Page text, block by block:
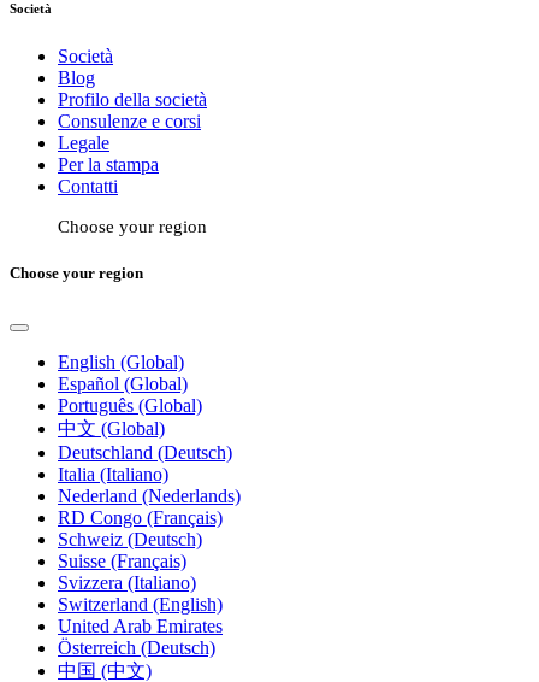
Società
Società
Blog
Profilo della società
Consulenze e corsi
Legale
Per la stampa
Contatti
Choose your region
Choose your region
English (Global)
Español (Global)
Português (Global)
中文 (Global)
Deutschland (Deutsch)
Italia (Italiano)
Nederland (Nederlands)
RD Congo (Français)
Schweiz (Deutsch)
Suisse (Français)
Svizzera (Italiano)
Switzerland (English)
United Arab Emirates
Österreich (Deutsch)
中国 (中文)